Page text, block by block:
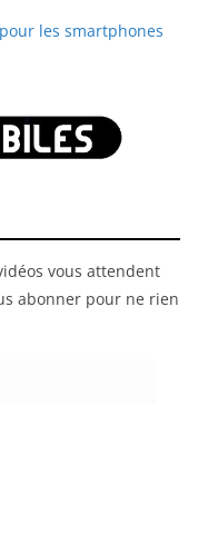
les smartphones
vous attendent
abonner pour ne rien